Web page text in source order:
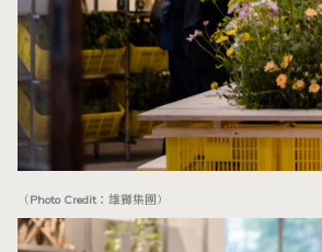
（Photo Credit：雄獅集團）